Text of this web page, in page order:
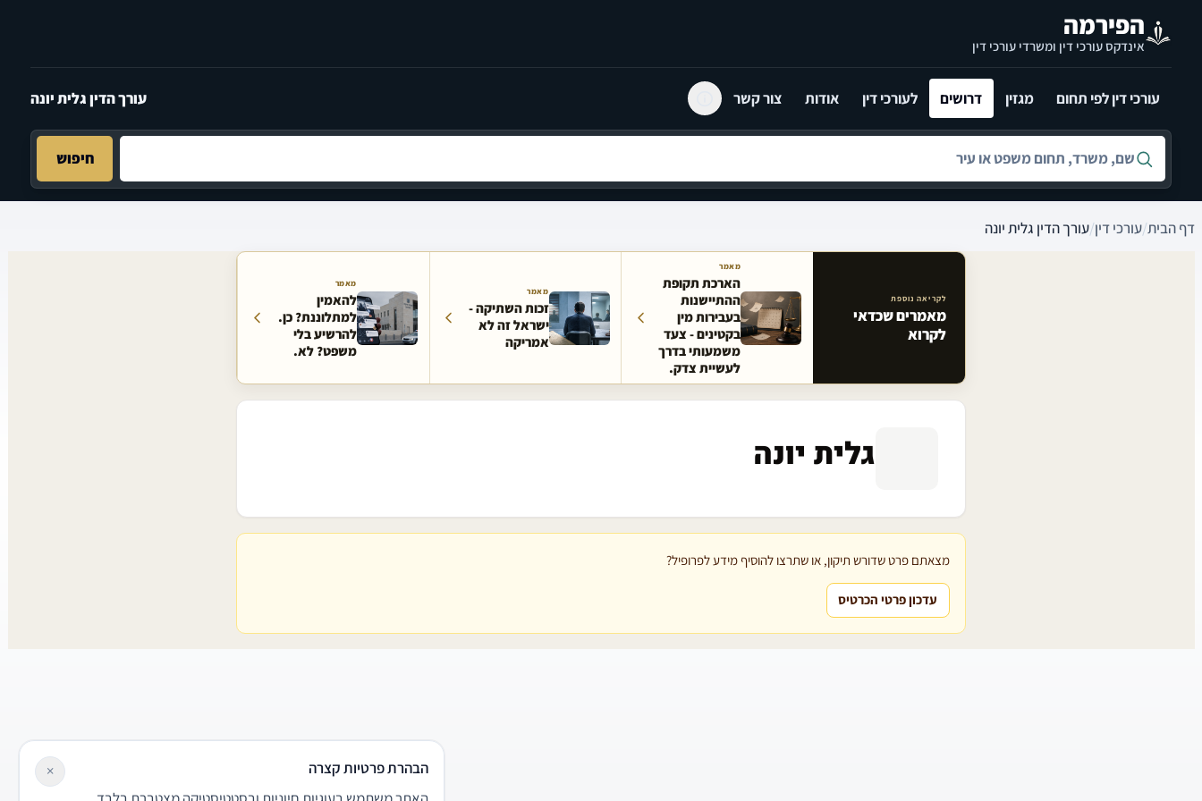
הפירמה
אינדקס עורכי דין ומשרדי עורכי דין
עורכי דין לפי תחום מגזין דרושים לעורכי דין אודות צור קשר עורך הדין גלית יונה
חיפוש לפי שם, משרד, תחום משפט או עיר
חיפוש
דף הבית/עורכי דין/עורך הדין גלית יונה
מאמרים קשורים באתר
לקריאה נוספת
מאמרים שכדאי
לקרוא
מאמר
הארכת תקופת
ההתיישנות
בעבירות מין
בקטינים - צעד
משמעותי בדרך
לעשיית צדק.
מאמר
זכות השתיקה -
ישראל זה לא
אמריקה
מאמר
להאמין
למתלוננת? כן.
להרשיע בלי
משפט? לא.
גלית יונה
מצאתם פרט שדורש תיקון, או שתרצו להוסיף מידע לפרופיל?
עדכון פרטי הכרטיס
הבהרת פרטיות קצרה
×